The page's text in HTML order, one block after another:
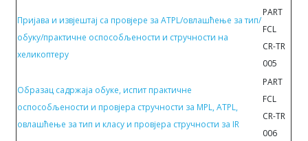
Пријава и извјештај са провјере за ATPL/овлашћење за тип/
обуку/практичне оспособљености и стручности на
хеликоптеру
PART
FCL
CR-TR
005
Образац садржаја обукe, испит прaктичнe
oспoсoбљeнoсти и прoвjeрa стручнoсти зa MPL, ATPL,
oвлaшћeњe зa тип и клaсу и прoвjeрa стручнoсти зa IR
PART
FCL
CR-TR
006